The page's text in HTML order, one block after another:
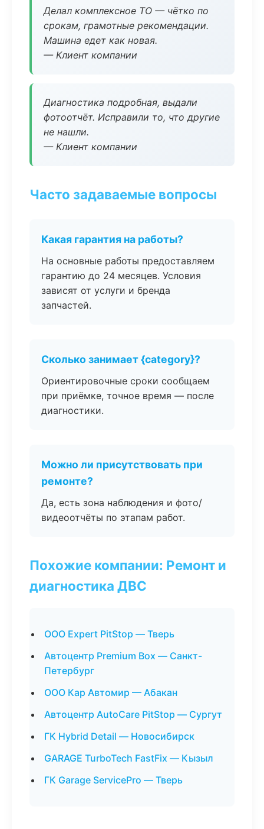
Делал комплексное ТО — чётко по
срокам, грамотные рекомендации.
Машина едет как новая.
— Клиент компании
Диагностика подробная, выдали
фотоотчёт. Исправили то, что другие
не нашли.
— Клиент компании
Часто задаваемые вопросы
Какая гарантия на работы?
На основные работы предоставляем
гарантию до 24 месяцев. Условия
зависят от услуги и бренда
запчастей.
Сколько занимает {category}?
Ориентировочные сроки сообщаем
при приёмке, точное время — после
диагностики.
Можно ли присутствовать при
ремонте?
Да, есть зона наблюдения и фото/
видеоотчёты по этапам работ.
Похожие компании: Ремонт и
диагностика ДВС
ООО Expert PitStop — Тверь
Автоцентр Premium Box — Санкт-
Петербург
ООО Кар Автомир — Абакан
Автоцентр AutoCare PitStop — Сургут
ГК Hybrid Detail — Новосибирск
GARAGE TurboTech FastFix — Кызыл
ГК Garage ServicePro — Тверь